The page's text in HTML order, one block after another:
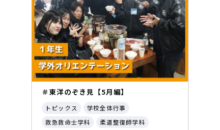
＃東洋のぞき見【5月編】
トピックス
学校全体行事
救急救命士学科
柔道整復師学科